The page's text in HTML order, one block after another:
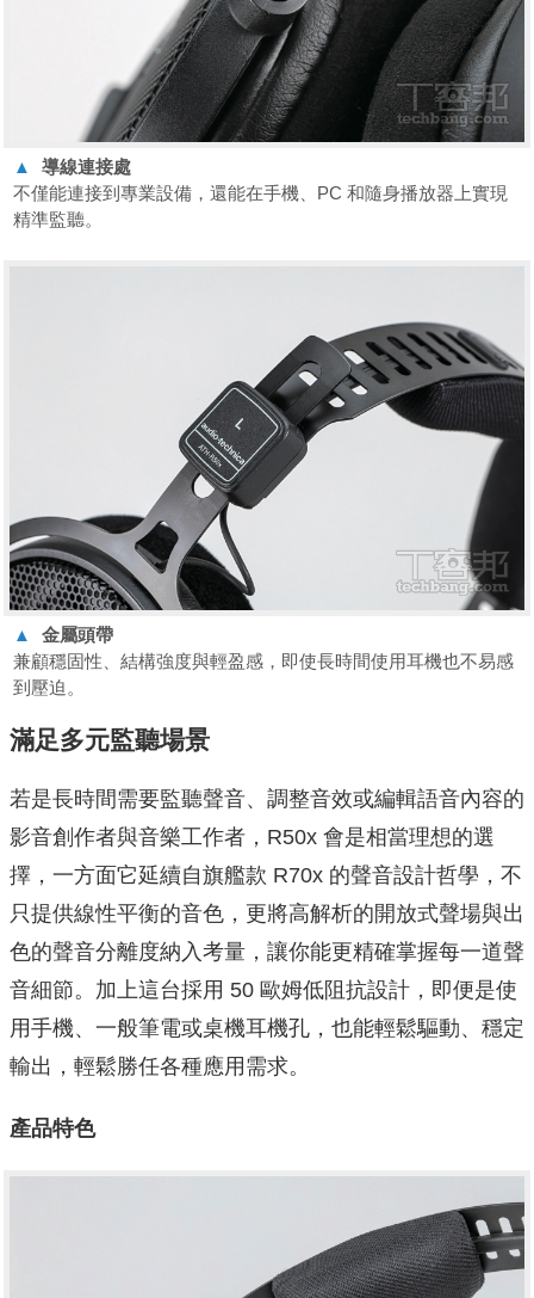
▲
導線連接處
不僅能連接到專業設備，還能在手機、PC 和隨身播放器上實現
精準監聽。
▲
金屬頭帶
兼顧穩固性、結構強度與輕盈感，即使長時間使用耳機也不易感
到壓迫。
滿足多元監聽場景
若是長時間需要監聽聲音、調整音效或編輯語音內容的
影音創作者與音樂工作者，R50x 會是相當理想的選
擇，一方面它延續自旗艦款 R70x 的聲音設計哲學，不
只提供線性平衡的音色，更將高解析的開放式聲場與出
色的聲音分離度納入考量，讓你能更精確掌握每一道聲
音細節。加上這台採用 50 歐姆低阻抗設計，即便是使
用手機、一般筆電或桌機耳機孔，也能輕鬆驅動、穩定
輸出，輕鬆勝任各種應用需求。
產品特色